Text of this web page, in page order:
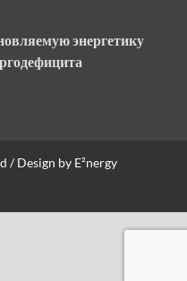
энергетику
/ Design by E²nergy